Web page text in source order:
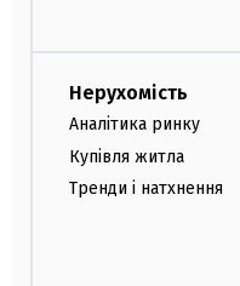
Нерухомість
Аналітика ринку
Купівля житла
Тренди і натхнення